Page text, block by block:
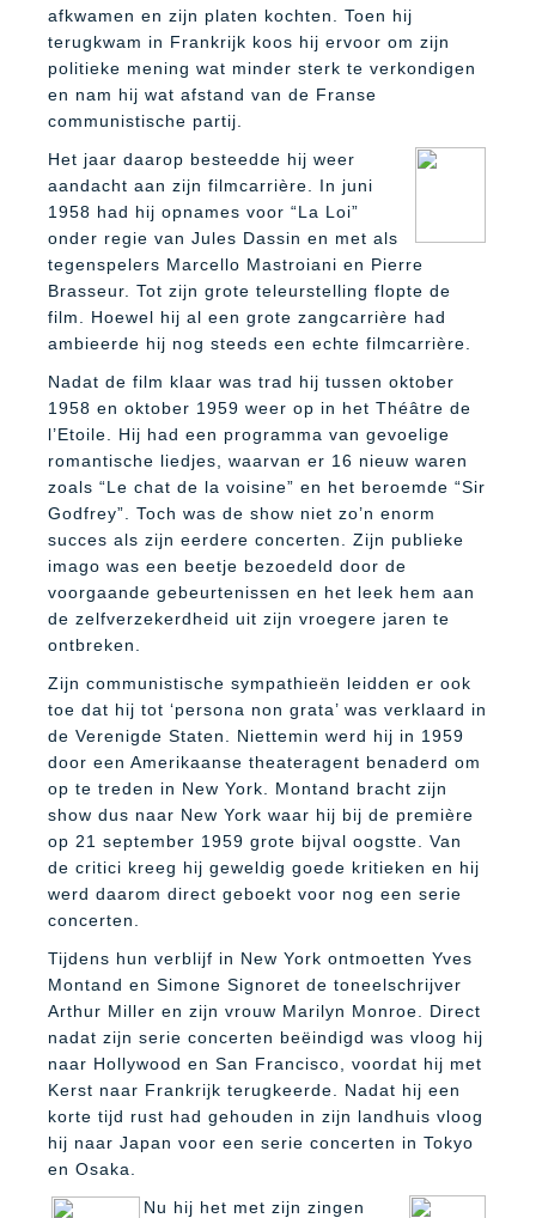
afkwamen en zijn platen kochten. Toen hij
terugkwam in Frankrijk koos hij ervoor om zijn
politieke mening wat minder sterk te verkondigen
en nam hij wat afstand van de Franse
communistische partij.
Het jaar daarop besteedde hij weer
aandacht aan zijn filmcarrière. In juni
1958 had hij opnames voor “La Loi”
onder regie van Jules Dassin en met als
tegenspelers Marcello Mastroiani en Pierre
Brasseur. Tot zijn grote teleurstelling flopte de
film. Hoewel hij al een grote zangcarrière had
ambieerde hij nog steeds een echte filmcarrière.
Nadat de film klaar was trad hij tussen oktober
1958 en oktober 1959 weer op in het Théâtre de
l’Etoile. Hij had een programma van gevoelige
romantische liedjes, waarvan er 16 nieuw waren
zoals “Le chat de la voisine” en het beroemde “Sir
Godfrey”. Toch was de show niet zo’n enorm
succes als zijn eerdere concerten. Zijn publieke
imago was een beetje bezoedeld door de
voorgaande gebeurtenissen en het leek hem aan
de zelfverzekerdheid uit zijn vroegere jaren te
ontbreken.
Zijn communistische sympathieën leidden er ook
toe dat hij tot ‘persona non grata’ was verklaard in
de Verenigde Staten. Niettemin werd hij in 1959
door een Amerikaanse theateragent benaderd om
op te treden in New York. Montand bracht zijn
show dus naar New York waar hij bij de première
op 21 september 1959 grote bijval oogstte. Van
de critici kreeg hij geweldig goede kritieken en hij
werd daarom direct geboekt voor nog een serie
concerten.
Tijdens hun verblijf in New York ontmoetten Yves
Montand en Simone Signoret de toneelschrijver
Arthur Miller en zijn vrouw Marilyn Monroe. Direct
nadat zijn serie concerten beëindigd was vloog hij
naar Hollywood en San Francisco, voordat hij met
Kerst naar Frankrijk terugkeerde. Nadat hij een
korte tijd rust had gehouden in zijn landhuis vloog
hij naar Japan voor een serie concerten in Tokyo
en Osaka.
Nu hij het met zijn zingen